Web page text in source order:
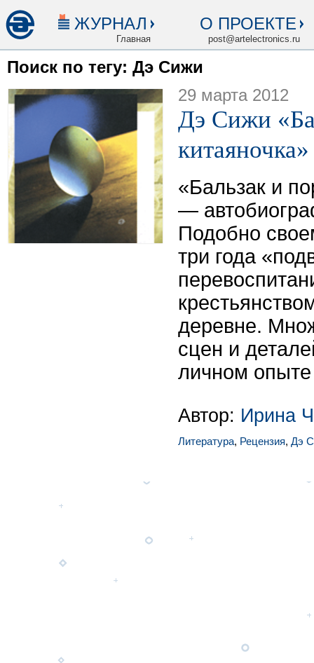
ЖУРНАЛ
Главная
О ПРОЕКТЕ
post@artelectronics.ru
Поиск по тегу: Дэ Сижи
29 марта 2012
Дэ Сижи
китаяночка»
«Бальзак и
—
Подобно
три года
деревне.
сцен и
личном опыте
Автор: Ирина
Литература, Рецензия, Дэ